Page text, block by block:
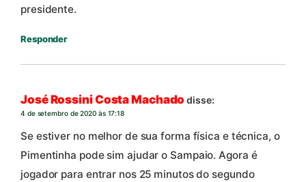
presidente.
Responder
José Rossini Costa Machado disse:
4 de setembro de 2020 às 17:18
Se estiver no melhor de sua forma física e técnica, o
Pimentinha pode sim ajudar o Sampaio. Agora é
jogador para entrar nos 25 minutos do segundo